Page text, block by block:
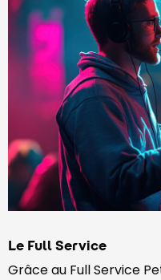
Le Full Service
Grâce au Full Service